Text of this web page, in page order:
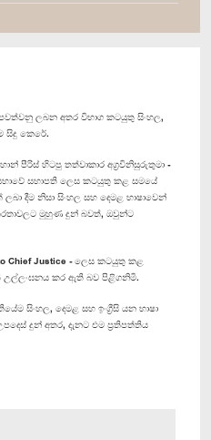
ලබන අතර විභාග කටයුතු සිංහල,
සිදු කෙරේ.
හිටපු තත්වාකාර අග්‍රවිනිසුරුතුමා -
සභාපති ලෙස කටයුතු කළ සමයේ
ලබා දීම නිසා සිංහල සහ දෙමළ භාෂාවෙන්
මුහුණ දුන් බවත්, ඔවුන්ට
Chief Justice - ලෙස කටයුතු කළ
උල්ලංඝනය කර ඇති බව පිළිගනිමි.
සිංහල, දෙමළ සහ ඉංග්‍රීසි යන භාෂා
දුන් අතර, දැනට එම ප්‍රතිපත්තිය